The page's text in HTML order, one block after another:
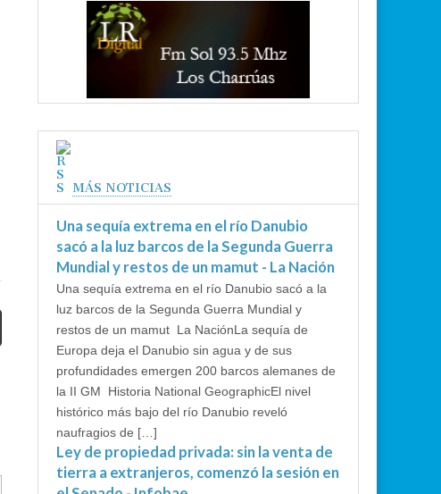
MÁS NOTICIAS
Una sequía extrema en el río Danubio
sacó a la luz barcos de la Segunda Guerra
Mundial y restos de un mamut - La Nación
Una sequía extrema en el río Danubio sacó a la
luz barcos de la Segunda Guerra Mundial y
restos de un mamut La NaciónLa sequía de
Europa deja el Danubio sin agua y de sus
profundidades emergen 200 barcos alemanes de
la II GM Historia National GeographicEl nivel
histórico más bajo del río Danubio reveló
naufragios de […]
Ley de propiedad privada: sin la venta de
tierra a extranjeros, comenzó la sesión en